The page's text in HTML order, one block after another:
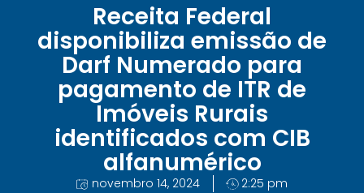
Receita Federal
disponibiliza emissão de
Darf Numerado para
pagamento de ITR de
Imóveis Rurais
identificados com CIB
alfanumérico
novembro 14, 2024 2:25 pm